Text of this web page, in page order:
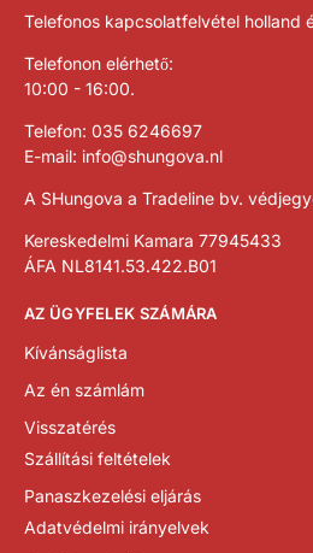
Telefonos kapcsolatfelvétel holland
Telefonon elérhető:
10:00 - 16:00.
Telefon: 035 6246697
E-mail: info@shungova.nl
A SHungova a Tradeline bv.
Kereskedelmi Kamara 77945433
ÁFA NL8141.53.422.B01
AZ ÜGYFELEK SZÁMÁRA
Kívánságlista
Az én számlám
Visszatérés
Szállítási feltételek
Panaszkezelési eljárás
Adatvédelmi irányelvek